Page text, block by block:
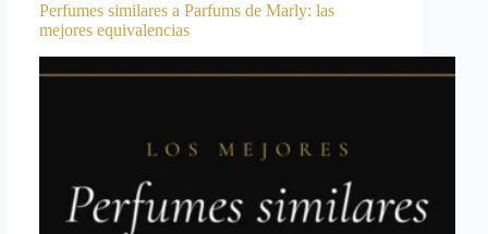
Perfumes similares a Parfums de Marly: las
mejores equivalencias